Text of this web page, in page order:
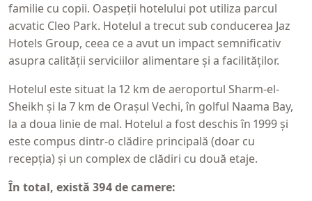
familie cu copii. Oaspeții hotelului pot utiliza parcul
acvatic Cleo Park. Hotelul a trecut sub conducerea Jaz
Hotels Group, ceea ce a avut un impact semnificativ
asupra calității serviciilor alimentare și a facilităților.
Hotelul este situat la 12 km de aeroportul Sharm-el-
Sheikh și la 7 km de Orașul Vechi, în golful Naama Bay,
la a doua linie de mal. Hotelul a fost deschis în 1999 și
este compus dintr-o clădire principală (doar cu
recepția) și un complex de clădiri cu două etaje.
În total, există 394 de camere: